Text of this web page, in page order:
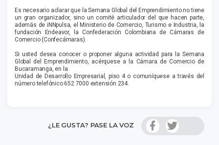
Es necesario aclarar que la Semana Global del Emprendimiento no tiene
un gran organizador, sino un comité articulador del que hacen parte,
además de iNNpulsa, el Ministerio de Comercio, Turismo e Industria, la
fundación Endeavor, la Confederación Colombiana de Cámaras de
Comercio (Confecámaras).
Si usted desea conocer o proponer alguna actividad para la Semana
Global del Emprendimiento, acérquese a la Cámara de Comercio de
Bucaramanga, en la
Unidad de Desarrollo Empresarial, piso 4 o comuníquese a través del
número telefónico 652 7000 extensión 234.
¿LE GUSTA? PASE LA VOZ